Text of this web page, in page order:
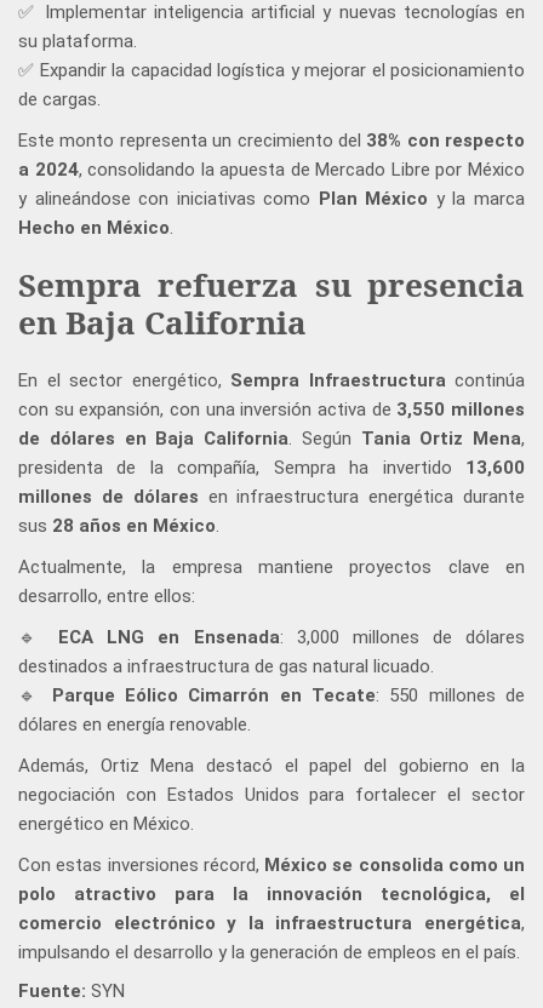
✅ Implementar inteligencia artificial y nuevas tecnologías en
su plataforma.
✅ Expandir la capacidad logística y mejorar el posicionamiento
de cargas.
Este monto representa un crecimiento del 38% con respecto
a 2024, consolidando la apuesta de Mercado Libre por México
y alineándose con iniciativas como
Plan México y la marca
Hecho en México.
Sempra refuerza su presencia
en Baja California
En el sector energético, Sempra Infraestructuracontinúa
con su expansión, con una inversión activa de 3,550 millones
de dólares en Baja California. Según Tania Ortiz Mena,
presidenta de la compañía, Sempra ha invertido 13,600
millones de dólares en infraestructura energética durante
sus 28 años en México.
Actualmente, la empresa mantiene proyectos clave en
desarrollo, entre ellos:
🔹
ECA LNG en Ensenada: 3,000 millones de dólares
destinados a infraestructura de gas natural licuado.
🔹
Parque Eólico Cimarrón en Tecate: 550 millones de
dólares en energía renovable.
Además, Ortiz Mena destacó el papel del gobierno en la
negociación con Estados Unidos para fortalecer el sector
energético en México.
Con estas inversiones récord, México se consolida como un
polo atractivo para la innovación tecnológica, el
comercio electrónico y la infraestructura energética,
impulsando el desarrollo y la generación de empleos en el país.
Fuente: SYN